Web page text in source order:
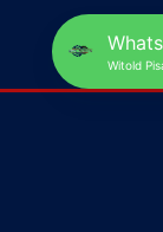
Witold